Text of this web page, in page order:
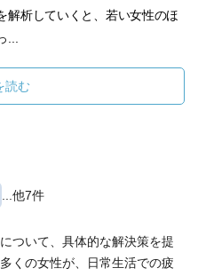
解析していくと、若い女性のほ
読む
...他7件
ついて、具体的な解決策を提
くの女性が、日常生活での疲